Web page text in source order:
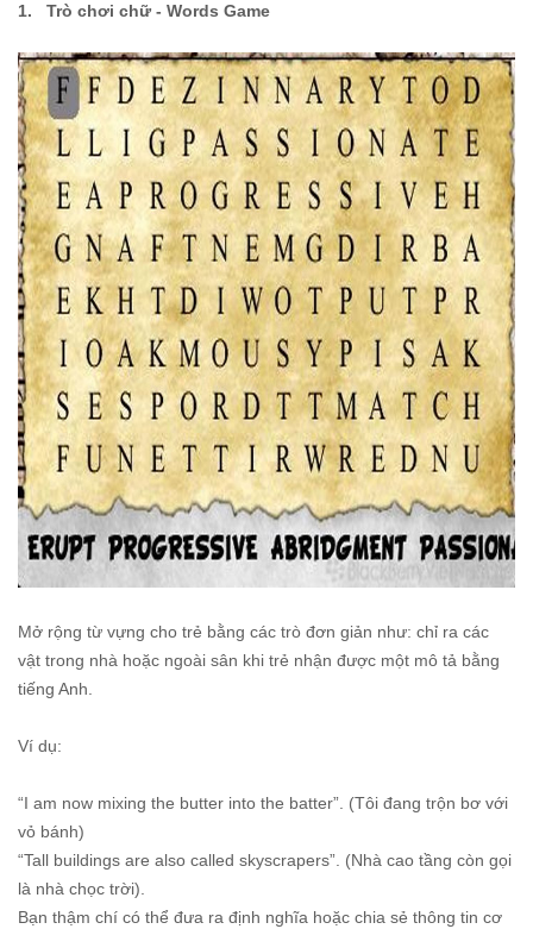
1. Trò chơi chữ - Words Game
Mở rộng từ vựng cho trẻ bằng các trò đơn giản như: chỉ ra các
vật trong nhà hoặc ngoài sân khi trẻ nhận được một mô tả bằng
tiếng Anh.
Ví dụ:
“I am now mixing the butter into the batter”. (Tôi đang trộn bơ với
vỏ bánh)
“Tall buildings are also called skyscrapers”. (Nhà cao tầng còn gọi
là nhà chọc trời).
Bạn thậm chí có thể đưa ra định nghĩa hoặc chia sẻ thông tin cơ